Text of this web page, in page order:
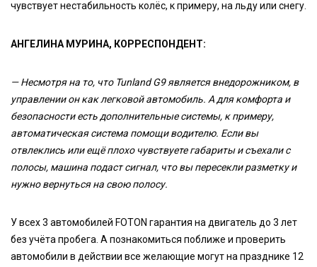
чувствует нестабильность колёс, к примеру, на льду или снегу.
АНГЕЛИНА МУРИНА, КОРРЕСПОНДЕНТ:
— Несмотря на то, что Tunland G9 является внедорожником, в
управлении он как легковой автомобиль. А для комфорта и
безопасности есть дополнительные системы, к примеру,
автоматическая система помощи водителю. Если вы
отвлеклись или ещё плохо чувствуете габариты и съехали с
полосы, машина подаст сигнал, что вы пересекли разметку и
нужно вернуться на свою полосу.
У всех 3 автомобилей FOTON гарантия на двигатель до 3 лет
без учёта пробега. А познакомиться поближе и проверить
автомобили в действии все желающие могут на празднике 12